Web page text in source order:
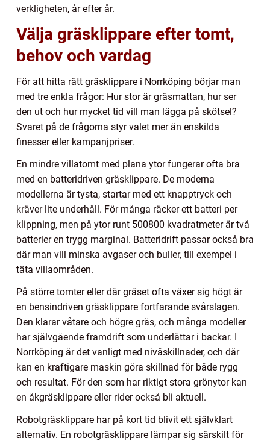
verkligheten, år efter år.
Välja gräsklippare efter tomt,
behov och vardag
För att hitta rätt gräsklippare i Norrköping börjar man
med tre enkla frågor: Hur stor är gräsmattan, hur ser
den ut och hur mycket tid vill man lägga på skötsel?
Svaret på de frågorna styr valet mer än enskilda
finesser eller kampanjpriser.
En mindre villatomt med plana ytor fungerar ofta bra
med en batteridriven gräsklippare. De moderna
modellerna är tysta, startar med ett knapptryck och
kräver lite underhåll. För många räcker ett batteri per
klippning, men på ytor runt 500800 kvadratmeter är två
batterier en trygg marginal. Batteridrift passar också bra
där man vill minska avgaser och buller, till exempel i
täta villaområden.
På större tomter eller där gräset ofta växer sig högt är
en bensindriven gräsklippare fortfarande svårslagen.
Den klarar våtare och högre gräs, och många modeller
har självgående framdrift som underlättar i backar. I
Norrköping är det vanligt med nivåskillnader, och där
kan en kraftigare maskin göra skillnad för både rygg
och resultat. För den som har riktigt stora grönytor kan
en åkgräsklippare eller rider också bli aktuell.
Robotgräsklippare har på kort tid blivit ett självklart
alternativ. En robotgräsklippare lämpar sig särskilt för